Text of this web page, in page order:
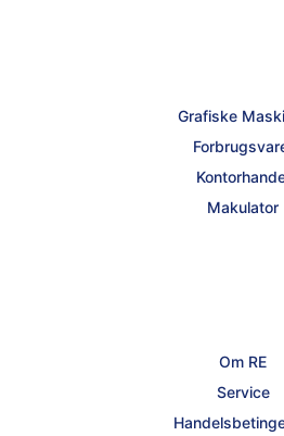
Grafiske
Makulator
Om RE
Service